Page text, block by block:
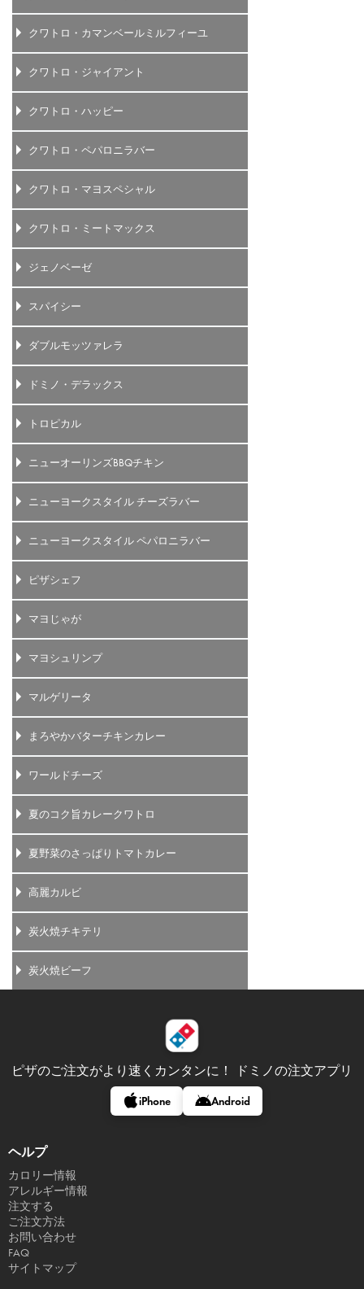
クワトロ・カマンベールミルフィーユ
クワトロ・ジャイアント
クワトロ・ハッピー
クワトロ・ペパロニラバー
クワトロ・マヨスペシャル
クワトロ・ミートマックス
ジェノベーゼ
スパイシー
ダブルモッツァレラ
ドミノ・デラックス
トロピカル
ニューオーリンズBBQチキン
ニューヨークスタイル チーズラバー
ニューヨークスタイル ペパロニラバー
ピザシェフ
マヨじゃが
マヨシュリンプ
マルゲリータ
まろやかバターチキンカレー
ワールドチーズ
夏のコク旨カレークワトロ
夏野菜のさっぱりトマトカレー
高麗カルビ
炭火焼チキテリ
炭火焼ビーフ
ピザのご注文がより速くカンタンに！ ドミノの注文アプリ
iPhone Android
ヘルプ
カロリー情報
アレルギー情報
注文する
ご注文方法
お問い合わせ
FAQ
サイトマップ